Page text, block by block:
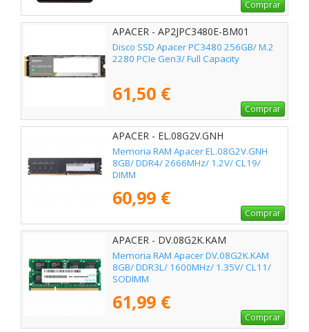
Comprar
APACER - AP2JPC3480E-BM01
Disco SSD Apacer PC3480 256GB/ M.2
2280 PCIe Gen3/ Full Capacity
61,50 €
Comprar
APACER - EL.08G2V.GNH
Memoria RAM Apacer EL.08G2V.GNH
8GB/ DDR4/ 2666MHz/ 1.2V/ CL19/
DIMM
60,99 €
Comprar
APACER - DV.08G2K.KAM
Memoria RAM Apacer DV.08G2K.KAM
8GB/ DDR3L/ 1600MHz/ 1.35V/ CL11/
SODIMM
61,99 €
Comprar